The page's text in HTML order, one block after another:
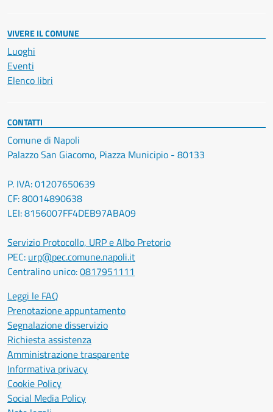
VIVERE IL COMUNE
Luoghi
Eventi
Elenco libri
CONTATTI
Comune di Napoli
Palazzo San Giacomo, Piazza Municipio - 80133
P. IVA: 01207650639
CF: 80014890638
LEI: 8156007FF4DEB97ABA09
Servizio Protocollo, URP e Albo Pretorio
PEC: urp@pec.comune.napoli.it
Centralino unico:0817951111
Leggi le FAQ
Prenotazione appuntamento
Segnalazione disservizio
Richiesta assistenza
Amministrazione trasparente
Informativa privacy
Cookie Policy
Social Media Policy